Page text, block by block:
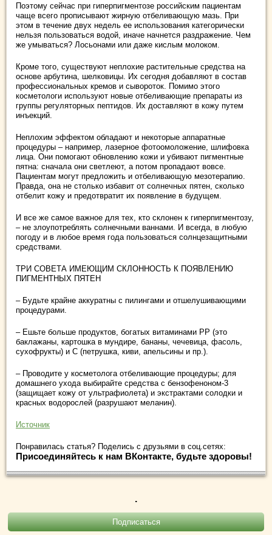
Поэтому сейчас при гиперпигментозе российским пациентам
чаще всего прописывают жирную отбеливающую мазь. При
этом в течение двух недель ее использования категорически
нельзя пользоваться водой, иначе начнется раздражение. Чем
же умываться? Лосьонами или даже кислым молоком.
Кроме того, существуют неплохие растительные средства на
основе арбутина, шелковицы. Их сегодня добавляют в состав
профессиональных кремов и сывороток. Помимо этого
косметологи используют новые отбеливающие препараты из
группы регуляторных пептидов. Их доставляют в кожу путем
инъекций.
Неплохим эффектом обладают и некоторые аппаратные
процедуры – например, лазерное фотоомоложение, шлифовка
лица. Они помогают обновлению кожи и убивают пигментные
пятна: сначала они светлеют, а потом пропадают вовсе.
Пациентам могут предложить и отбеливающую мезотерапию.
Правда, она не столько избавит от солнечных пятен, сколько
отбелит кожу и предотвратит их появление в будущем.
И все же самое важное для тех, кто склонен к гиперпигментозу,
– не злоупотреблять солнечными ваннами. И всегда, в любую
погоду и в любое время года пользоваться солнцезащитными
средствами.
ТРИ СОВЕТА ИМЕЮЩИМ СКЛОННОСТЬ К ПОЯВЛЕНИЮ
ПИГМЕНТНЫХ ПЯТЕН
– Будьте крайне аккуратны с пилингами и отшелушивающими
процедурами.
– Ешьте больше продуктов, богатых витаминами РР (это
баклажаны, картошка в мундире, бананы, чечевица, фасоль,
сухофрукты) и С (петрушка, киви, апельсины и пр.).
– Проводите у косметолога отбеливающие процедуры; для
домашнего ухода выбирайте средства с бензофеноном-3
(защищает кожу от ультрафиолета) и экстрактами солодки и
красных водорослей (разрушают меланин).
Источник
Понравилась статья? Поделись с друзьями в соц.сетях:
Присоединяйтесь к нам ВКонтакте, будьте здоровы!
.